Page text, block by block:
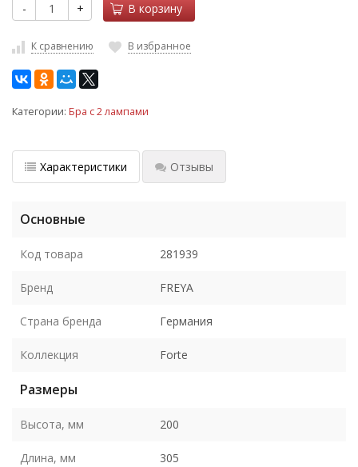
- + В корзину
К сравнению В избранное
Категории: Бра с 2 лампами
Характеристики Отзывы
Основные
Код товара 281939
Бренд FREYA
Страна бренда Германия
Коллекция Forte
Размеры
Высота, мм 200
Длина, мм 305